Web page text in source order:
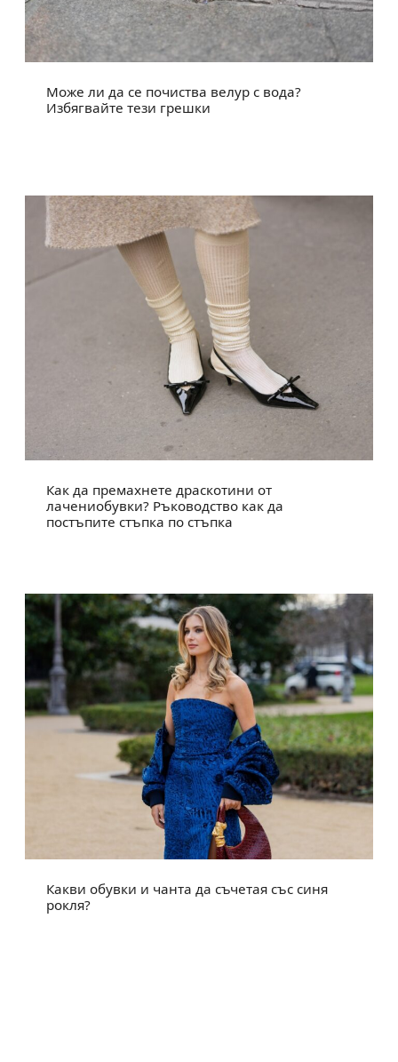
Може ли да се почиства велур с вода?
Избягвайте тези грешки
Как да премахнете драскотини от
лачениобувки? Ръководство как да
постъпите стъпка по стъпка
Какви обувки и чанта да съчетая със синя
рокля?